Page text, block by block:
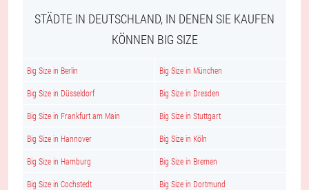
STÄDTE IN DEUTSCHLAND, IN DENEN SIE KAUFEN
KÖNNEN BIG SIZE
Big Size in Berlin Big Size in München
Big Size in Düsseldorf Big Size in Dresden
Big Size in Frankfurt am Main Big Size in Stuttgart
Big Size in Hannover Big Size in Köln
Big Size in Hamburg Big Size in Bremen
Big Size in Cochstedt Big Size in Dortmund